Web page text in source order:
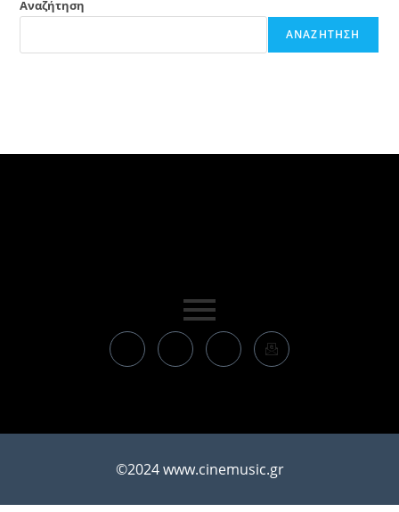
Αναζήτηση
ΑΝΑΖΉΤΗΣΗ
©2024 www.cinemusic.gr